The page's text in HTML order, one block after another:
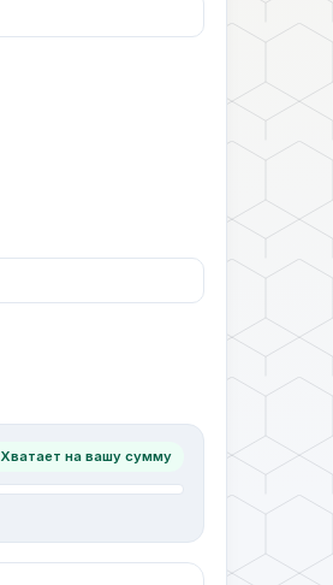
Хватает на вашу сумму